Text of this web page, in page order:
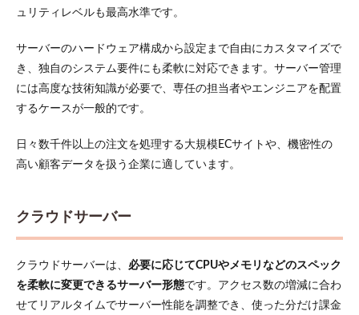
ュリティレベルも最高水準です。
サーバーのハードウェア構成から設定まで自由にカスタマイズで
き、独自のシステム要件にも柔軟に対応できます。サーバー管理
には高度な技術知識が必要で、専任の担当者やエンジニアを配置
するケースが一般的です。
日々数千件以上の注文を処理する大規模ECサイトや、機密性の
高い顧客データを扱う企業に適しています。
クラウドサーバー
クラウドサーバーは、 必要に応じてCPUやメモリなどのスペック
を柔軟に変更できるサーバー形態です。アクセス数の増減に合わ
せてリアルタイムでサーバー性能を調整でき、使った分だけ課金